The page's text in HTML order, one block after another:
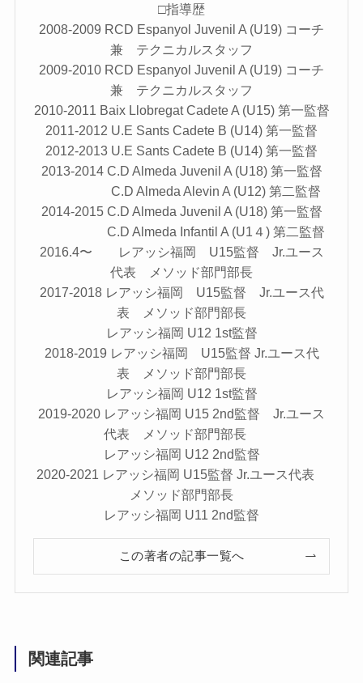
□指導歴
2008-2009 RCD Espanyol Juvenil A (U19) コーチ
兼 テクニカルスタッフ
2009-2010 RCD Espanyol Juvenil A (U19) コーチ
兼 テクニカルスタッフ
2010-2011 Baix Llobregat Cadete A (U15) 第一監督
2011-2012 U.E Sants Cadete B (U14) 第一監督
2012-2013 U.E Sants Cadete B (U14) 第一監督
2013-2014 C.D Almeda Juvenil A (U18) 第一監督
C.D Almeda Alevin A (U12) 第二監督
2014-2015 C.D Almeda Juvenil A (U18) 第一監督
C.D Almeda Infantil A (U1４) 第二監督
2016.4〜 レアッシ福岡 U15監督 Jr.ユース
代表 メソッド部門部長
2017-2018 レアッシ福岡 U15監督 Jr.ユース代
表 メソッド部門部長
レアッシ福岡 U12 1st監督
2018-2019 レアッシ福岡 U15監督 Jr.ユース代
表 メソッド部門部長
レアッシ福岡 U12 1st監督
2019-2020 レアッシ福岡 U15 2nd監督 Jr.ユース
代表 メソッド部門部長
レアッシ福岡 U12 2nd監督
2020-2021 レアッシ福岡 U15監督 Jr.ユース代表
メソッド部門部長
レアッシ福岡 U11 2nd監督
この著者の記事一覧へ
関連記事